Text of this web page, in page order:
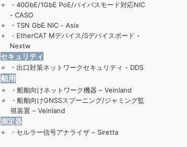
・ 40GbE/1GbE PoE/バイパスモード対応NIC
- CASO
・ TSN GbE NIC - Asix
・ EtherCAT Mデバイス/Sデバイスボード -
Nextw
セキュリティ
・ 出口対策ネットワークセキュリティ - DDS
舶用
・ 船舶向けネットワーク機器 – Veinland
・ 船舶向けGNSSスプーニング/ジャミング監
視装置 – Veinland
測定器
・ セルラー信号アナライザ – Siretta